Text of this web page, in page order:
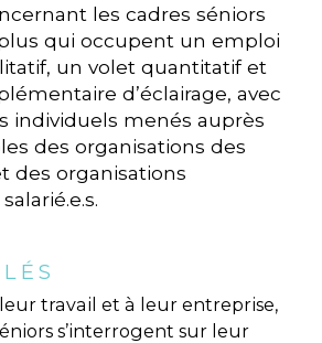
les cadres séniors
qui occupent un emploi
un volet quantitatif et
d’éclairage, avec
individuels menés auprès
des organisations des
des organisations
travail et à leur entreprise,
s’interrogent sur leur